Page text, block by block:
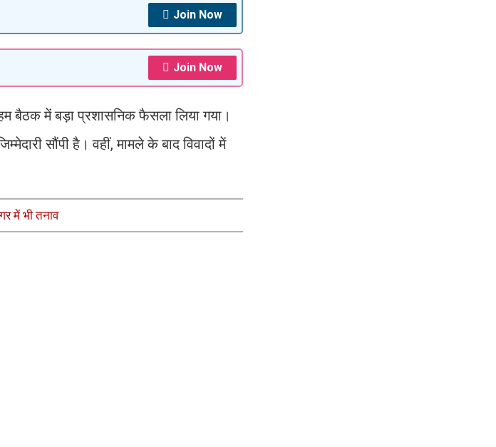
Join Now
Join Now
बैठक में बड़ा प्रशासनिक फैसला लिया गया।
सौंपी है। वहीं, मामले के बाद विवादों में
में भी तनाव